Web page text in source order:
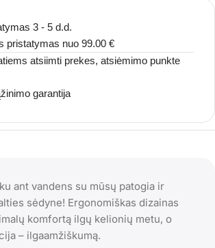
3 - 5 d.d.
pristatymas nuo 99.00 €
atsiimti prekes, atsiėmimo punkte
garantija
ant vandens su mūsų patogia ir
sėdyne! Ergonomiškas dizainas
komfortą ilgų kelionių metu, o
– ilgaamžiškumą.